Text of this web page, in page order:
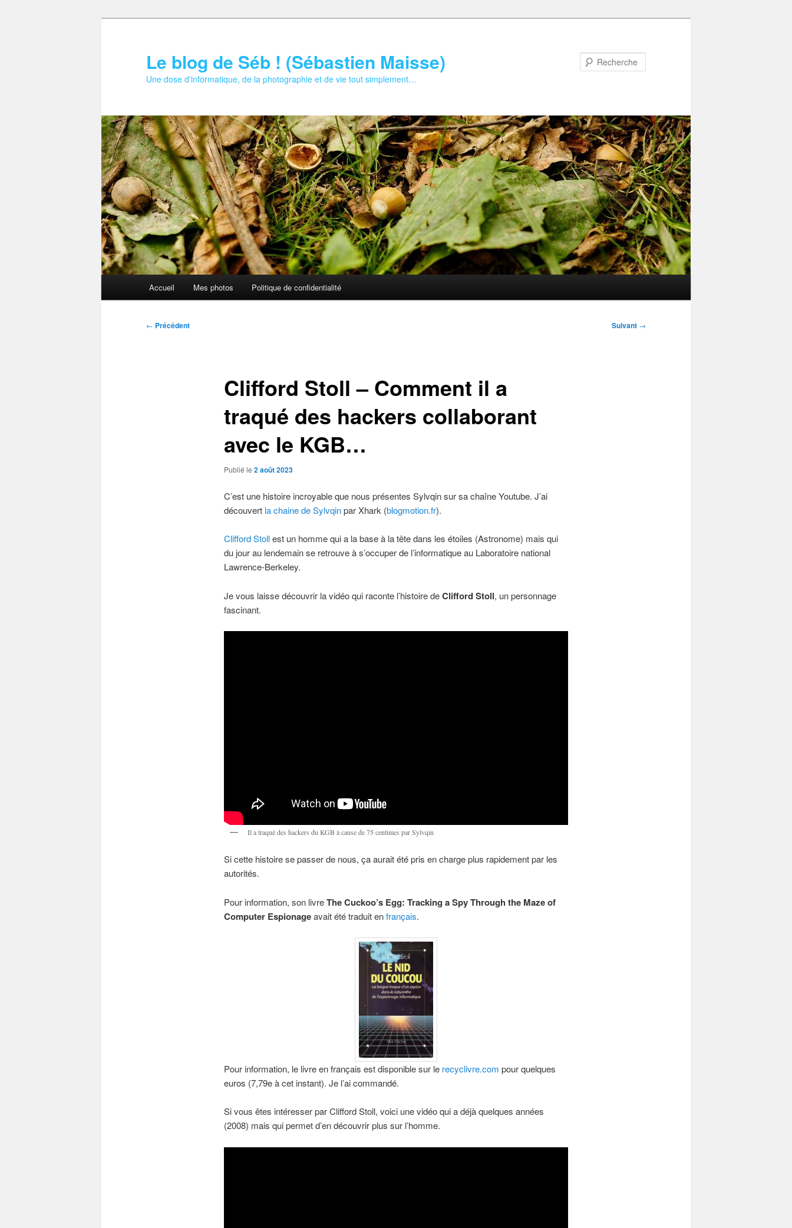
Le blog de Séb ! (Sébastien Maisse)
Une dose d'informatique, de la photographie et de vie tout simplement…
Accueil Mes photos Politique de confidentialité
Navigation
← Précédent Suivant →
Clifford Stoll – Comment il a
traqué des hackers collaborant
avec le KGB…
Publié le 2 août 2023
C’est une histoire incroyable que nous présentes Sylvqin sur sa chaîne Youtube. J’ai
découvert la chaine de Sylvqinpar Xhark (blogmotion.fr).
Clifford Stollest un homme qui a la base à la tête dans les étoiles (Astronome) mais qui
du jour au lendemain se retrouve à s’occuper de l’informatique au Laboratoire national
Lawrence-Berkeley.
Je vous laisse découvrir la vidéo qui raconte l’histoire deClifford Stoll, un personnage
fascinant.
Il a traqué des hackers du KGB à cause de 75 centimes par Sylvqin
Si cette histoire se passer de nous, ça aurait été pris en charge plus rapidement par les
autorités.
Pour information, son livreTheCuckoo’s Egg: Tracking a Spy Through the Maze of
Computer Espionageavait été traduit enfrançais.
Pour information, le livre en français est disponible sur le recyclivre.com pour quelques
euros (7,79e à cet instant). Je l’ai commandé.
Si vous êtes intéresser par Clifford Stoll, voici une vidéo qui a déjà quelques années
(2008) mais qui permet d’en découvrir plus sur l’homme.